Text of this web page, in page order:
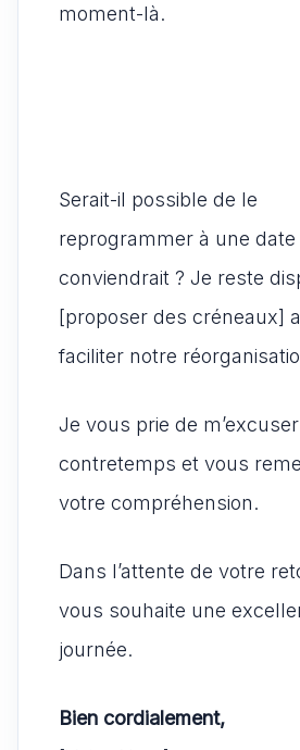
moment-là.
Serait-il possible de le
reprogrammer à une date
conviendrait ? Je reste
[proposer des créneaux]
faciliter notre
Je vous prie de
contretemps et vous
votre compréhension.
Dans l’attente de votre
vous souhaite une
journée.
Bien cordialement,